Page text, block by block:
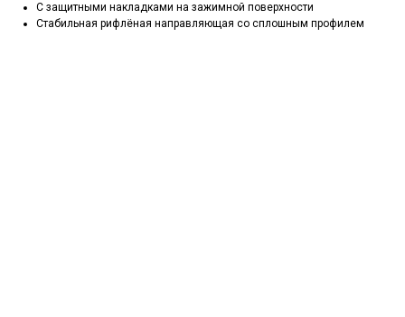
С защитными накладками на зажимной поверхности
Стабильная рифлёная направляющая со сплошным профилем